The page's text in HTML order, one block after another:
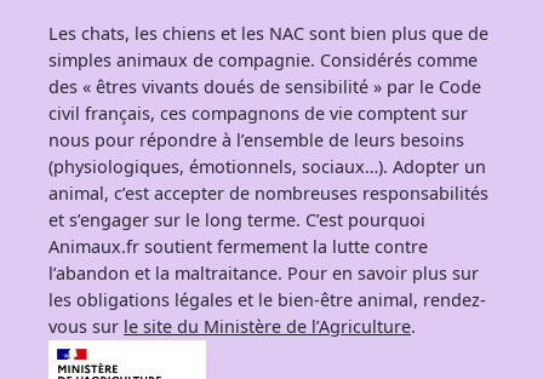
Les chats, les chiens et les NAC sont bien plus que de
simples animaux de compagnie. Considérés comme
des « êtres vivants doués de sensibilité » par le Code
civil français, ces compagnons de vie comptent sur
nous pour répondre à l’ensemble de leurs besoins
(physiologiques, émotionnels, sociaux…). Adopter un
animal, c’est accepter de nombreuses responsabilités
et s’engager sur le long terme. C’est pourquoi
Animaux.fr soutient fermement la lutte contre
l’abandon et la maltraitance. Pour en savoir plus sur
les obligations légales et le bien-être animal, rendez-
vous sur le site du Ministère de l’Agriculture.